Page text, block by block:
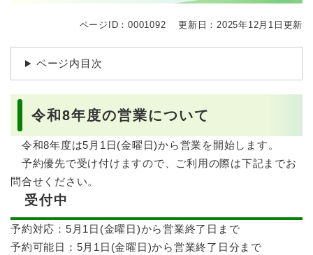
ページID：0001092 更新日：2025年12月1日更新
ページ内目次
令和8年度の営業について
令和8年度は5月1日(金曜日)から営業を開始します。
予約優先で受け付けますので、ご利用の際は下記までお
問合せください。
受付中
予約対応：5月1日(金曜日)から営業終了日まで
予約可能日：5月1日(金曜日)から営業終了日分まで